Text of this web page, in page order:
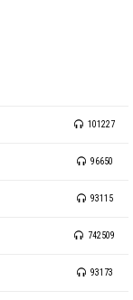
101227
96650
93115
742509
93173